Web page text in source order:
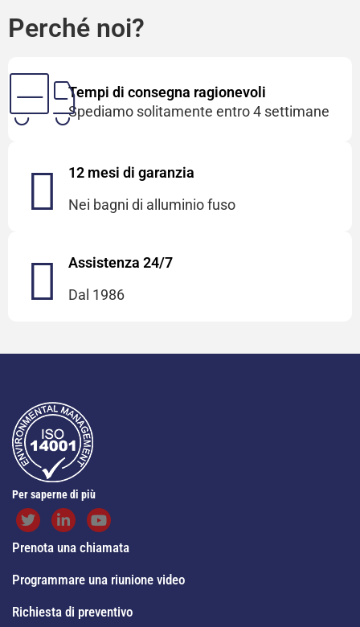
Perché noi?
Tempi di consegna ragionevoli
Spediamo solitamente entro 4 settimane
12 mesi di garanzia
Nei bagni di alluminio fuso
Assistenza 24/7
Dal 1986
Per saperne di più
Prenota una chiamata
Programmare una riunione video
Richiesta di preventivo